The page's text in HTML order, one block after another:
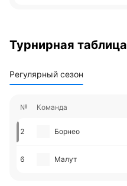
Турнирная таблица
Регулярный сезон
№ Команда
2 Борнео
6 Малут